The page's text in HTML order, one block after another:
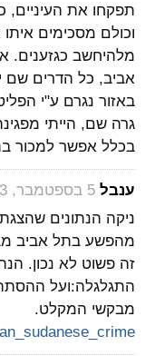
תפקחו את העיניים,
וכולם מסכימים
מלהיחשב כגזענים.
באזור נגרם ע"י
גרה שם, הייתי
בכלל אפשר למכור
ענבל ‏5 בספטמבר, 2013 בשעה 16:04
התגלגלה:ועל
מבקשי המקלט.